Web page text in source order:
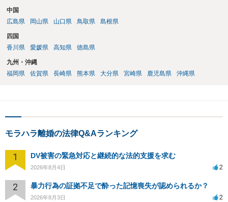
中国
広島県
岡山県 山口県 鳥取県 島根県
四国
香川県
愛媛県 高知県 徳島県
九州・沖縄
福岡県
佐賀県 長崎県 熊本県 大分県 宮崎県 鹿児島県 沖縄県
モラハラ離婚の法律Q&Aランキング
1 DV被害の緊急対応と継続的な法的支援を求む
2026年8月4日 2
2 暴力行為の証拠不足で酔った記憶喪失が認められるか？
2026年8月3日 2